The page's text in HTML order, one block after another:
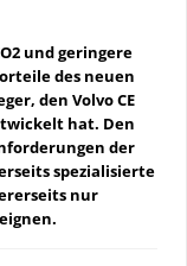
und geringere
des neuen
den Volvo CE
hat. Den
der
spezialisierte
nur